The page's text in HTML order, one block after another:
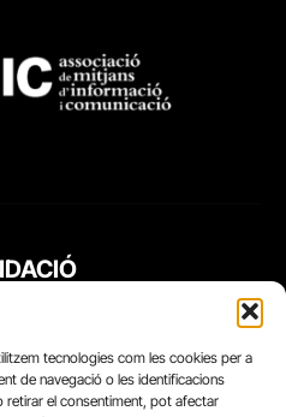
tecnologies com les cookies per a
de navegació o les identificacions
retirar el consentiment, pot afectar